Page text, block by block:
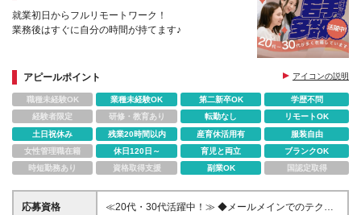
就業初日からフルリモートワーク！
業務後はすぐに自分の時間が持てます♪
アピールポイント アイコンの説明
職種未経験OK 業種未経験OK 第二新卒OK
学歴不問
経験者限定
研修・教育あり 転勤なし
リモートOK
土日祝休み
残業20時間以内 産育休活用有
服装自由
女性管理職在籍
休日120日～ 育児と両立
ブランクOK
時短勤務あり
資格取得支援 副業OK 国認定取得
応募資格
≪20代・30代活躍中！≫ ◆メールメインでのテクニ